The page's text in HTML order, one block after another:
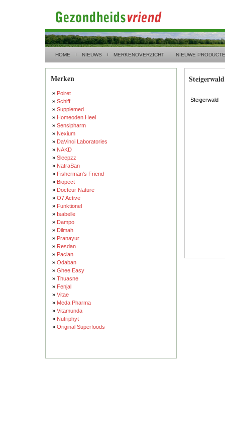
HOME NIEUWS MERKENOVERZICHT NIEUWE
Merken
» Poiret
» Schiff
» Supplemed
» Homeoden Heel
» Sensipharm
» Nexium
» DaVinci Laboratories
» NAKD
» Sleepzz
» NatraSan
» Fisherman's Friend
» Biopect
» Docteur Nature
» O7 Active
» Funktionel
» Isabelle
» Dampo
» Dilmah
» Pranayur
» Resdan
» Paclan
» Odaban
» Ghee Easy
» Thuasne
» Fenjal
» Vitae
» Meda Pharma
» Vitamunda
» Nutriphyt
» Original Superfoods
Steigerwald
Steigerwald